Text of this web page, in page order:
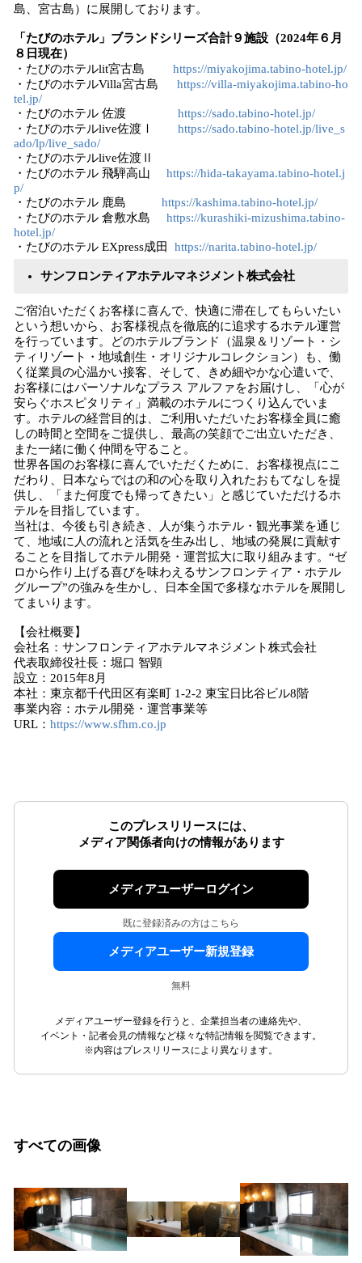
島、宮古島）に展開しております。
「たびのホテル」ブランドシリーズ合計９施設（2024年６月
８日現在）
・たびのホテルlit宮古島 https://miyakojima.tabino-hotel.jp/
・たびのホテルVilla宮古島 https://villa-miyakojima.tabino-ho
tel.jp/
・たびのホテル 佐渡 https://sado.tabino-hotel.jp/
・たびのホテルlive佐渡Ⅰ https://sado.tabino-hotel.jp/live_s
ado/lp/live_sado/
・たびのホテルlive佐渡Ⅱ
・たびのホテル 飛騨高山 https://hida-takayama.tabino-hotel.j
p/
・たびのホテル 鹿島 https://kashima.tabino-hotel.jp/
・たびのホテル 倉敷水島 https://kurashiki-mizushima.tabino-
hotel.jp/
・たびのホテル EXpress成田 https://narita.tabino-hotel.jp/
サンフロンティアホテルマネジメント株式会社
ご宿泊いただくお客様に喜んで、快適に滞在してもらいたい
という想いから、お客様視点を徹底的に追求するホテル運営
を⾏っています。どのホテルブランド（温泉＆リゾート・シ
ティリゾート・地域創生・オリジナルコレクション）も、働
く従業員の⼼温かい接客、そして、きめ細やかな⼼遣いで、
お客様にはパーソナルなプラス アルファをお届けし、「⼼が
安らぐホスピタリティ」満載のホテルにつくり込んでいま
す。ホテルの経営⽬的は、ご利⽤いただいたお客様全員に癒
しの時間と空間をご提供し、最⾼の笑顔でご出立いただき、
また⼀緒に働く仲間を守ること。
世界各国のお客様に喜んでいただくために、お客様視点にこ
だわり、⽇本ならではの和の⼼を取り入れたおもてなしを提
供し、「また何度でも帰ってきたい」と感じていただけるホ
テルを目指しています。
当社は、今後も引き続き、⼈が集うホテル・観光事業を通じ
て、地域に人の流れと活気を生み出し、地域の発展に貢献す
ることを目指してホテル開発・運営拡大に取り組みます。“ゼ
ロから作り上げる喜びを味わえるサンフロンティア・ホテル
グループ”の強みを生かし、日本全国で多様なホテルを展開し
てまいります。
【会社概要】
会社名：サンフロンティアホテルマネジメント株式会社
代表取締役社⻑：堀⼝ 智顕
設⽴：2015年8⽉
本社：東京都千代⽥区有楽町 1-2-2 東宝⽇⽐⾕ビル8階
事業内容：ホテル開発・運営事業等
URL： https://www.sfhm.co.jp
このプレスリリースには、
メディア関係者向けの情報があります
メディアユーザーログイン
既に登録済みの方はこちら
メディアユーザー新規登録
無料
メディアユーザー登録を行うと、企業担当者の連絡先や、
イベント・記者会見の情報など様々な特記情報を閲覧できます。
※内容はプレスリリースにより異なります。
すべての画像